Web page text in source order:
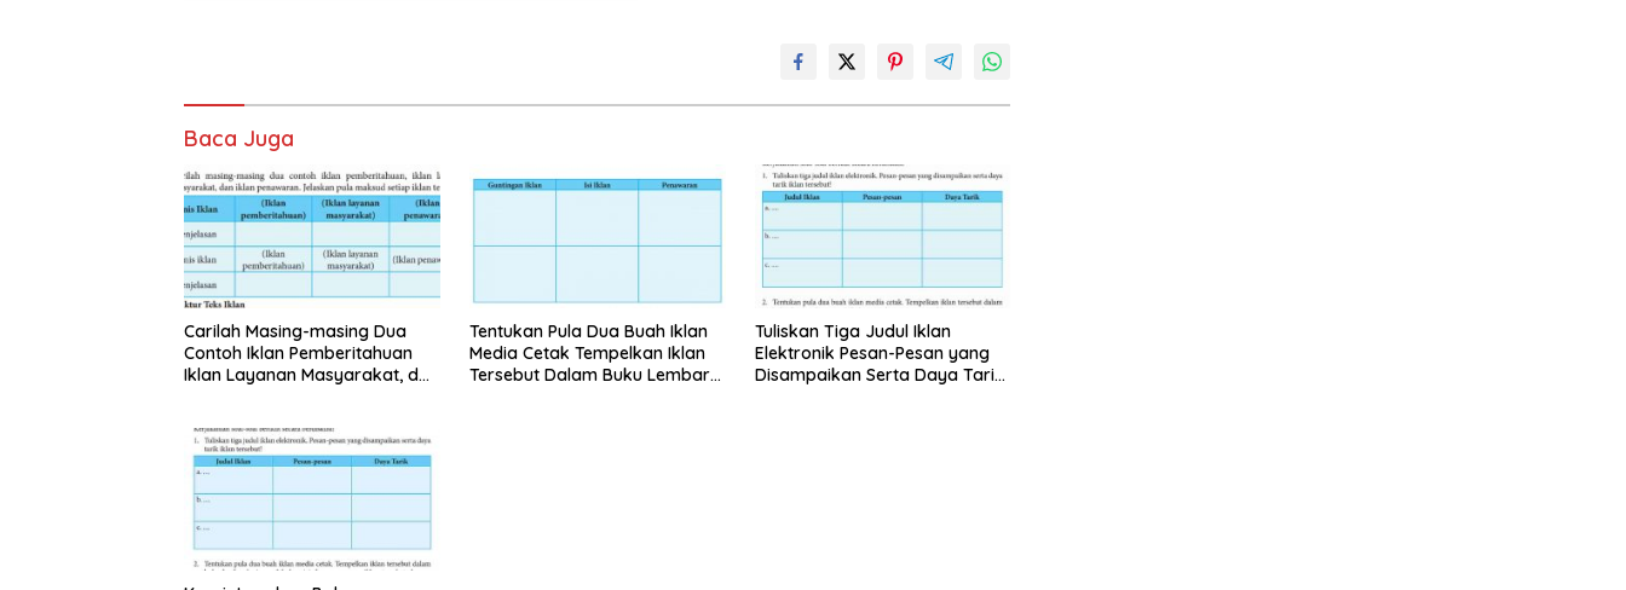
Baca Juga
Carilah Masing-masing Dua
Contoh Iklan Pemberitahuan
Iklan Layanan Masyarakat, dan
Tentukan Pula Dua Buah Iklan
Media Cetak Tempelkan Iklan
Tersebut Dalam Buku Lembar
Tuliskan Tiga Judul Iklan
Elektronik Pesan-Pesan yang
Disampaikan Serta Daya Tarik